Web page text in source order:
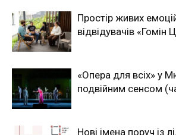
Простір живих
відвідувачів «Гомін
«Опера для всіх» у
подвійним сенсом
Нові імена поруч із